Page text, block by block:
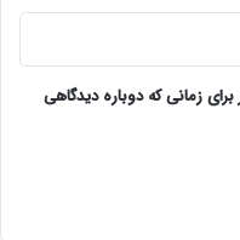
زمانی که دوباره دیدگاهی